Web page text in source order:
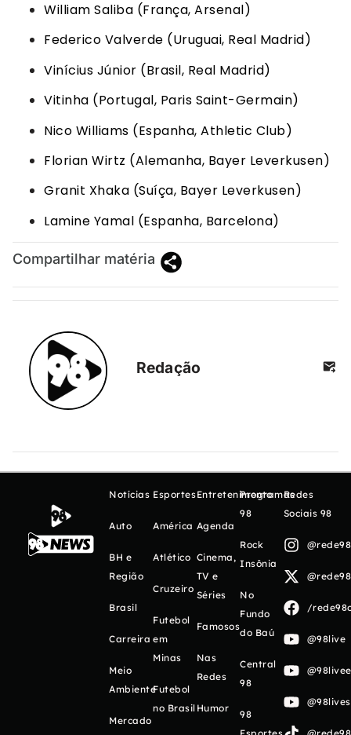
William Saliba (França, Arsenal)
Federico Valverde (Uruguai, Real Madrid)
Vinícius Júnior (Brasil, Real Madrid)
Vitinha (Portugal, Paris Saint-Germain)
Nico Williams (Espanha, Athletic Club)
Florian Wirtz (Alemanha, Bayer Leverkusen)
Granit Xhaka (Suíça, Bayer Leverkusen)
Lamine Yamal (Espanha, Barcelona)
Compartilhar matéria
Redação
Notícias
Auto
BH e
Região
Brasil
Carreira
Meio
Ambiente
Mercado
Esportes
América
Atlético
Cruzeiro
Futebol
em
Minas
Futebol
no Brasil
Entretenimento
Agenda
Cinema,
TV e
Séries
Famosos
Nas
Redes
Humor
Programas
98
Rock
Insônia
No
Fundo
do Baú
Central
98
98
Redes
Sociais 98
/
@98live